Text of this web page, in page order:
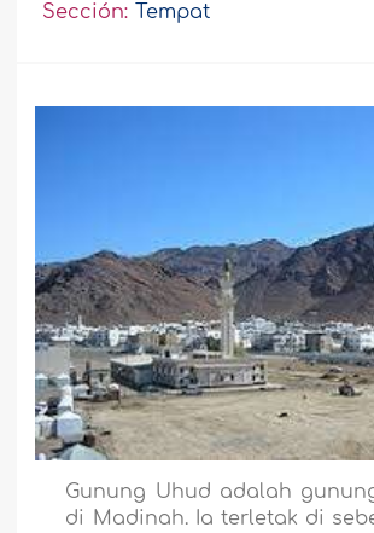
Sección: Tempat
Gunung Uhud adalah
di Madinah. Ia terletak di